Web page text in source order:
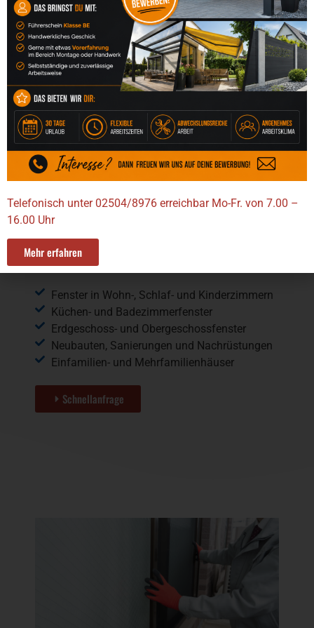
Zuverlässiger Insektenschutz für Fenster in
allen Wohnbereichen
Maßanfertigung für perfekte Passform ohne
Bohren (je nach System)
Hohe Luftdurchlässigkeit bei gleichzeitigem
Schutz
Langlebige Materialien wie Aluminiumrahmen
und robuste Gewebe
Unauffällige Optik, abgestimmt auf
Fensterfarben und Fassaden
Mehr Wohn- und Schlafkomfort, besonders in
Geeignet für
UnsereInsektenschutz-Rahmen
ideal für:
Fenster in Wohn-, Schlaf- und Kinderzimmern
Küchen- und Badezimmerfenster
Erdgeschoss- und Obergeschossfenster
Neubauten, Sanierungen und Nachrüstungen
Einfamilien- und Mehrfamilienhäuser
Schnellanfrage
Telefonisch unter 02504/8976 erreichbar Mo-Fr. von 7.00 –
16.00 Uhr
Mehr erfahren